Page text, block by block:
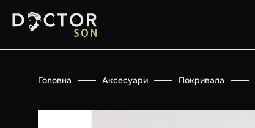
Головна Аксесуари Покривала